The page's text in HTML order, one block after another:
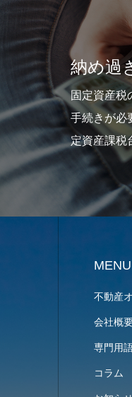
過ぎた固定資
資産税の評価額に不服(
きが必要になるか解説
産課税台…
MENU
不動産
会社概
専門用
コラム